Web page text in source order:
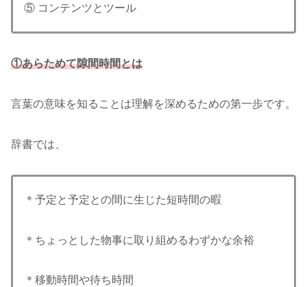
⑤ コンテンツとツール
①あらためて隙間時間とは
言葉の意味を知ることは理解を深めるための第一歩です。
辞書では、
＊予定と予定との間に生じた短時間の暇
＊ちょっとした物事に取り組めるわずかな余裕
＊移動時間や待ち時間